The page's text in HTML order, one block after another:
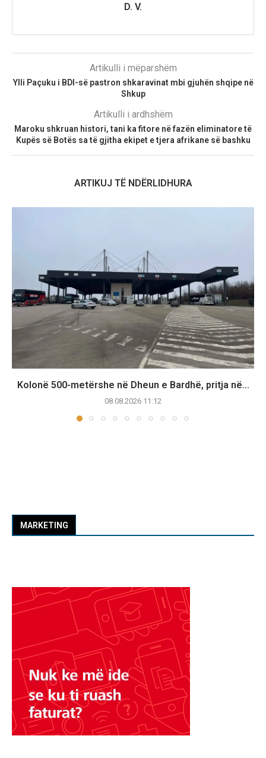
D. V.
Artikulli i mëparshëm
Ylli Paçuku i BDI-së pastron shkaravinat mbi gjuhën shqipe në
Shkup
Artikulli i ardhshëm
Maroku shkruan histori, tani ka fitore në fazën eliminatore të
Kupës së Botës sa të gjitha ekipet e tjera afrikane së bashku
ARTIKUJ TË NDËRLIDHURA
Kolonë 500-metërshe në Dheun e Bardhë, pritja në...
08.08.2026 11:12
MARKETING